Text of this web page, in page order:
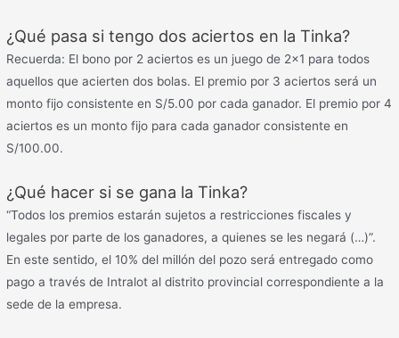
¿Qué pasa si tengo dos aciertos en la Tinka?
Recuerda: El bono por 2 aciertos es un juego de 2×1 para todos
aquellos que acierten dos bolas. El premio por 3 aciertos será un
monto fijo consistente en S/5.00 por cada ganador. El premio por 4
aciertos es un monto fijo para cada ganador consistente en
S/100.00.
¿Qué hacer si se gana la Tinka?
“Todos los premios estarán sujetos a restricciones fiscales y
legales por parte de los ganadores, a quienes se les negará (…)”.
En este sentido, el 10% del millón del pozo será entregado como
pago a través de Intralot al distrito provincial correspondiente a la
sede de la empresa.